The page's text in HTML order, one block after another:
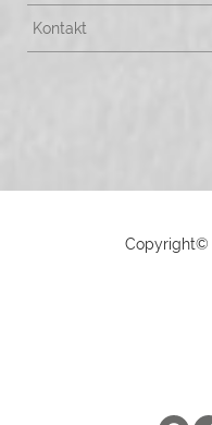
Kontakt
Copyright©